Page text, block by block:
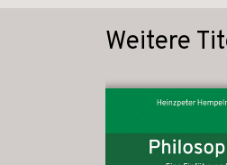
Weitere